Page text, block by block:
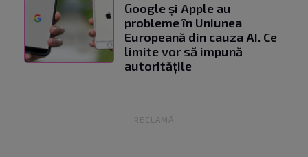
Google și Apple au
probleme în Uniunea
Europeană din cauza AI. Ce
limite vor să impună
autoritățile
RECLAMĂ